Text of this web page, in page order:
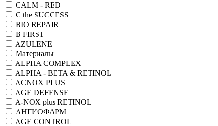
CALM - RED
C the SUCCESS
BIO REPAIR
B FIRST
AZULENE
Материалы
ALPHA COMPLEX
ALPHA - BETA & RETINOL
ACNOX PLUS
AGE DEFENSE
A-NOX plus RETINOL
АНГИОФАРМ
AGE CONTROL